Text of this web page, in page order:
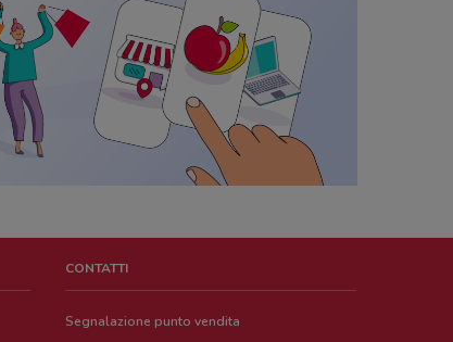
CONTATTI
Segnalazione punto vendita